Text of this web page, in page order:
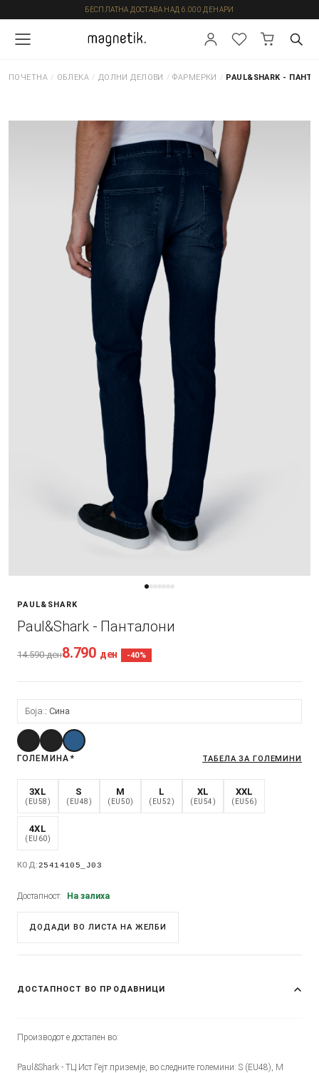
БЕСПЛАТНА ДОСТАВА НАД 6.000 ДЕНАРИ
ПОЧЕТНА / ОБЛЕКА / ДОЛНИ ДЕЛОВИ / ФАРМЕРКИ / PAUL&SHARK -
PAUL&SHARK
Paul&Shark - Панталони
14.590ден8.790 ден -40%
Боја: Сина
ГОЛЕМИНА * ТАБЕЛА ЗА ГОЛЕМИНИ
3XL
(EU58)
S
(EU48)
M
(EU50)
L
(EU52)
XL
(EU54)
XXL
(EU56)
4XL
(EU60)
КОД:25414105_J03
Достапност: На залиха
ДОДАДИ ВО ЛИСТА НА ЖЕЛБИ
ДОСТАПНОСТ ВО ПРОДАВНИЦИ
Производот е достапен во:
Paul&Shark - ТЦ Ист Гејт приземје, во следните големини: S (EU48), M